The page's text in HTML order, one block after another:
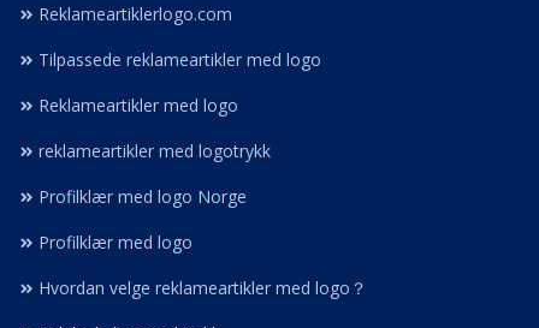
Reklameartiklerlogo.com
Tilpassede reklameartikler med logo
Reklameartikler med logo
reklameartikler med logotrykk
Profilklær med logo Norge
Profilklær med logo
Hvordan velge reklameartikler med logo？